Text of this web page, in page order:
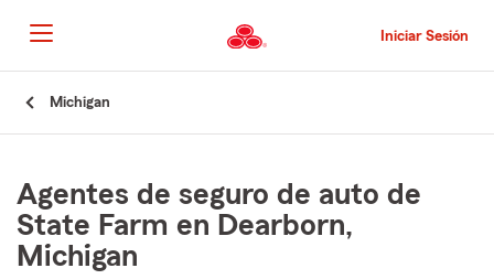
al
contenido
principal
Iniciar Sesión
Michigan
Agentes de seguro de auto de
State Farm en Dearborn,
Michigan